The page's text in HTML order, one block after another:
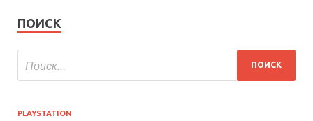
ПОИСК
PLAYSTATION